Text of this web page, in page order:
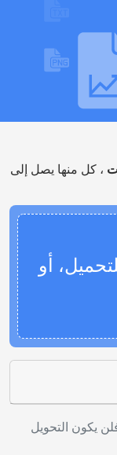
، كل منها يصل إلى
أو
يكون التحويل